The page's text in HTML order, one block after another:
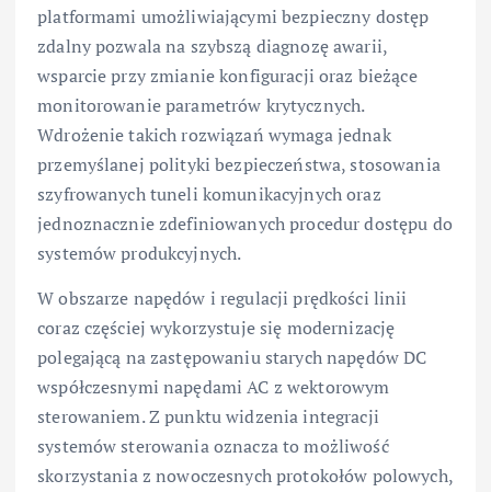
platformami umożliwiającymi bezpieczny dostęp
zdalny pozwala na szybszą diagnozę awarii,
wsparcie przy zmianie konfiguracji oraz bieżące
monitorowanie parametrów krytycznych.
Wdrożenie takich rozwiązań wymaga jednak
przemyślanej polityki bezpieczeństwa, stosowania
szyfrowanych tuneli komunikacyjnych oraz
jednoznacznie zdefiniowanych procedur dostępu do
systemów produkcyjnych.
W obszarze napędów i regulacji prędkości linii
coraz częściej wykorzystuje się modernizację
polegającą na zastępowaniu starych napędów DC
współczesnymi napędami AC z wektorowym
sterowaniem. Z punktu widzenia integracji
systemów sterowania oznacza to możliwość
skorzystania z nowoczesnych protokołów polowych,